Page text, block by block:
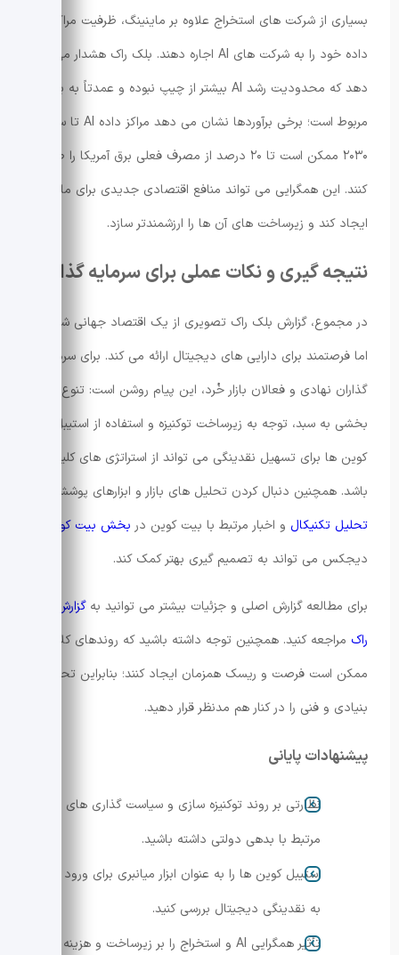
بسیاری از شرکت های استخراج علاوه بر ماینینگ، ظرفیت مراکز
داده خود را به شرکت های AI اجاره دهند. بلک راک هشدار می
دهد که محدودیت رشد AI بیشتر از چیپ نبوده و عمدتاً به برق
مربوط است؛ برخی برآوردها نشان می دهد مراکز داده AI تا سال
۲۰۳۰ ممکن است تا ۲۰ درصد از مصرف فعلی برق آمریکا را طلب
کنند. این همگرایی می تواند منافع اقتصادی جدیدی برای ماینرها
ایجاد کند و زیرساخت های آن ها را ارزشمندتر سازد.
نتیجه گیری و نکات عملی برای سرمایه گذاران
در مجموع، گزارش بلک راک تصویری از یک اقتصاد جهانی شکننده
اما فرصتمند برای دارایی های دیجیتال ارائه می کند. برای سرمایه
گذاران نهادی و فعالان بازار خُرد، این پیام روشن است: تنوع
بخشی به سبد، توجه به زیرساخت توکنیزه و استفاده از استیبل
کوین ها برای تسهیل نقدینگی می تواند از استراتژی های کلیدی
باشد. همچنین دنبال کردن تحلیل های بازار و ابزارهای پوششی در
تحلیل تکنیکال و اخبار مرتبط با بیت کوین در بخش بیت کوین
دیجکس می تواند به تصمیم گیری بهتر کمک کند.
برای مطالعه گزارش اصلی و جزئیات بیشتر می توانید به گزارش بلک
راک مراجعه کنید. همچنین توجه داشته باشید که روندهای کلان
ممکن است فرصت و ریسک همزمان ایجاد کنند؛ بنابراین تحلیل
بنیادی و فنی را در کنار هم مدنظر قرار دهید.
پیشنهادات پایانی
نظارتی بر روند توکنیزه سازی و سیاست گذاری های
مرتبط با بدهی دولتی داشته باشید.
استیبل کوین ها را به عنوان ابزار میانبری برای ورود
به نقدینگی دیجیتال بررسی کنید.
تأثیر همگرایی AI و استخراج را بر زیرساخت و هزینه